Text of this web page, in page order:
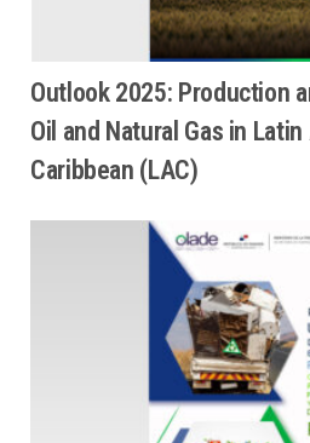
Outlook 2025: Production
Oil and Natural Gas in
Caribbean (LAC)